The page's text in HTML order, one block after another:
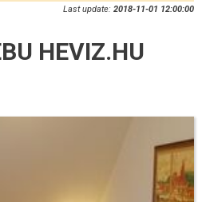
Last update: 2018-11-01 12:00:00
HEVIZ.HU